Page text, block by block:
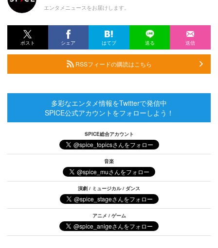
エンタメニュースをお届けします。
ポスト シェア はてブ 送る 送信
RSSフィードの購読はこちら
多彩なエンタメ情報をTwitterで発信中
SPICE公式アカウントをフォローしよう！
SPICE総合アカウント
音楽
演劇 / ミュージカル / ダンス
アニメ / ゲーム